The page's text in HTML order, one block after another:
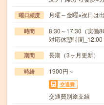
曜日頻度 月曜～金曜※祝日は
時間
8:30～17:30（実働
対応休憩時間
期間 長期（3ヶ月更新）
時給 1900円～
交通費
交通費別途支給